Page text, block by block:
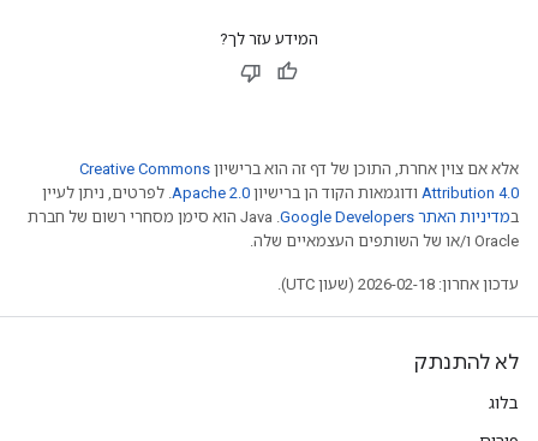
המידע עזר לך?
אלא אם צוין אחרת, התוכן של דף זה הוא ברישיון Creative Commons
Attribution 4.0 ודוגמאות הקוד הן ברישיון Apache 2.0. לפרטים, ניתן לעיין
במדיניות האתר Google Developers‏
.‏ Java הוא סימן מסחרי רשום של חברת
Oracle ו/או של השותפים העצמאיים שלה.
עדכון אחרון: 2026-02-18 (שעון UTC).
לא להתנתק
בלוג